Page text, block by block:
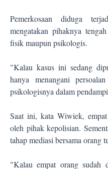
Pemerkosaan diduga
mengatakan pihaknya
fisik maupun psikologis.
"Kalau kasus ini sedang
hanya menangani
psikologisnya dalam
Saat ini, kata Wiwiek,
oleh pihak kepolisian.
tahap mediasi bersama orang
"Kalau empat orang sudah